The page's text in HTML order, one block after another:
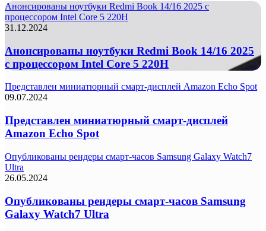
Анонсированы ноутбуки Redmi Book 14/16 2025 с
процессором Intel Core 5 220H
31.12.2024
Анонсированы ноутбуки Redmi Book 14/16 2025
с процессором Intel Core 5 220H
Представлен миниатюрный смарт-дисплей Amazon Echo Spot
09.07.2024
Представлен миниатюрный смарт-дисплей
Amazon Echo Spot
Опубликованы рендеры смарт-часов Samsung Galaxy Watch7
Ultra
26.05.2024
Опубликованы рендеры смарт-часов Samsung
Galaxy Watch7 Ultra